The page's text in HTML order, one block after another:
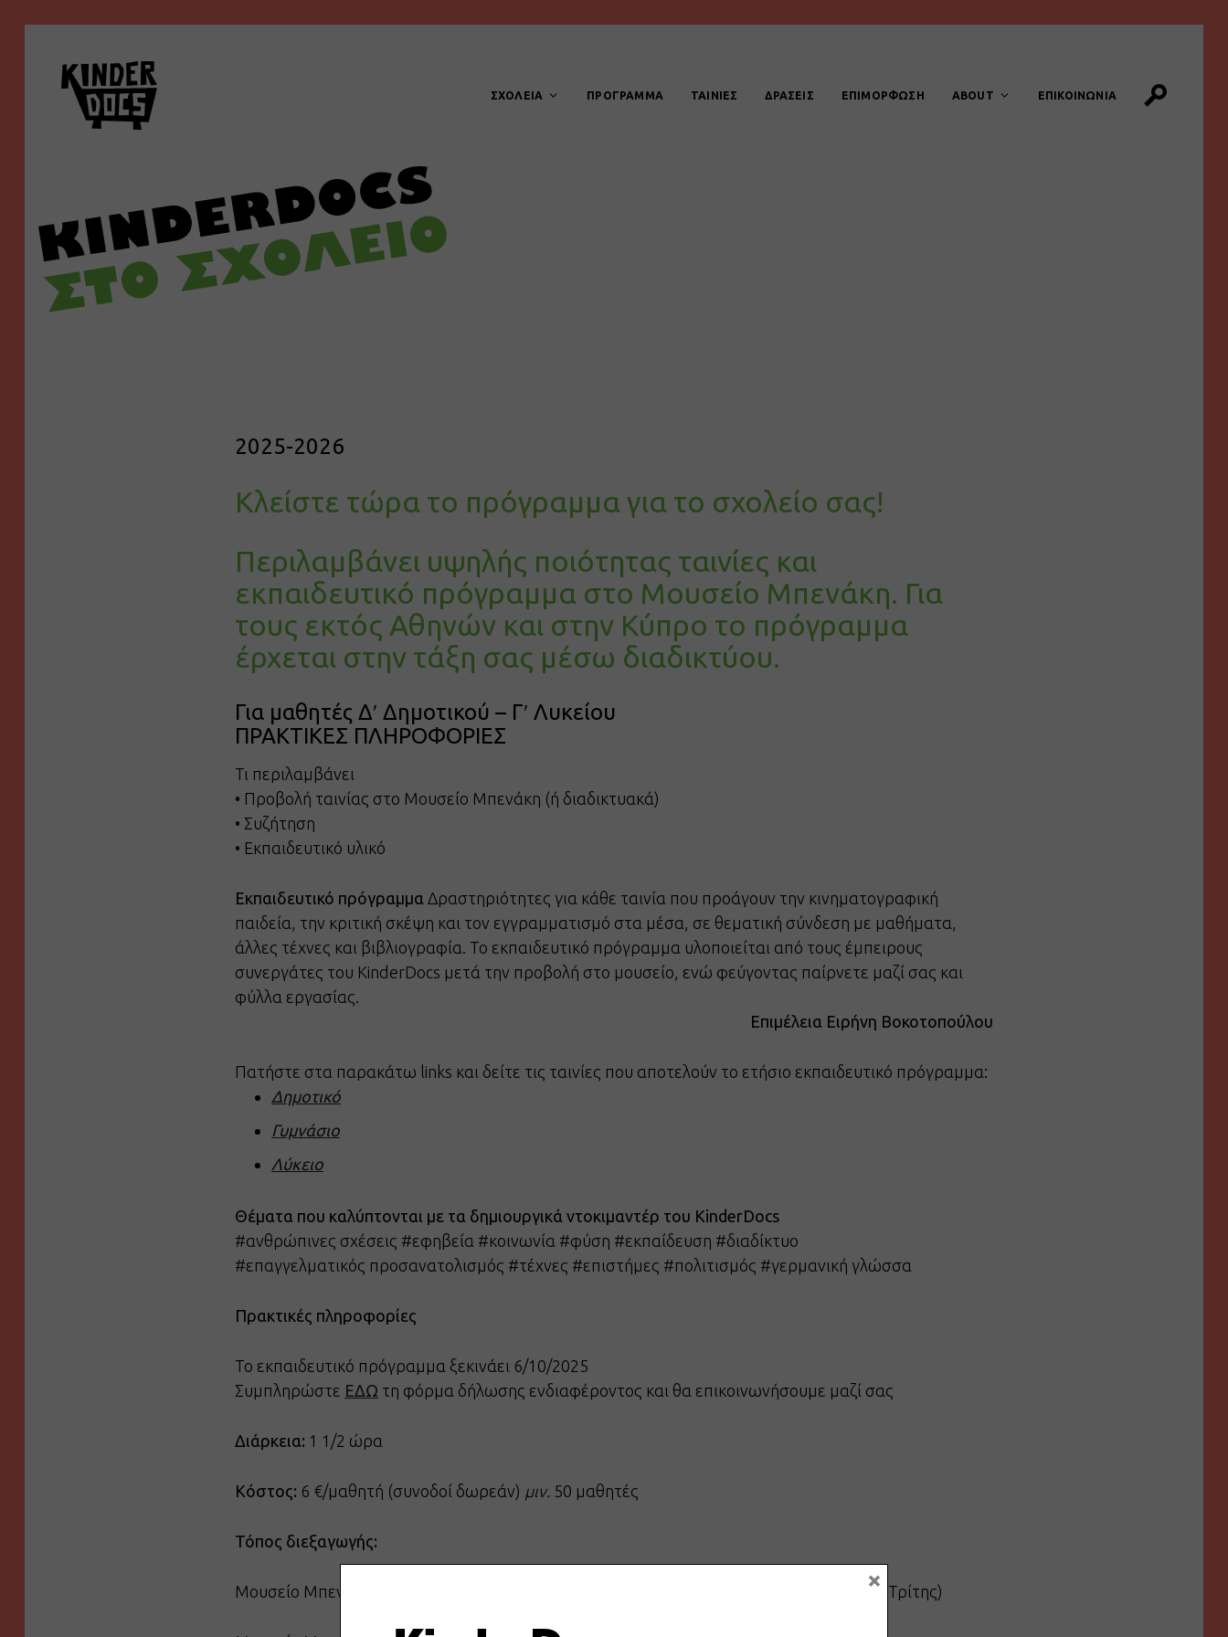
ΣΧΟΛΕΙΑ ΠΡΟΓΡΑΜΜΑ ΤΑΙΝΙΕΣ ΔΡΑΣΕΙΣ ΕΠΙΜΟΡΦΩΣΗ ABOUT ΕΠΙΚΟΙΝΩΝΙΑ
2025-2026
Κλείστε τώρα το πρόγραμμα για το σχολείο σας!
Περιλαμβάνει υψηλής ποιότητας ταινίες και
εκπαιδευτικό πρόγραμμα στο Μουσείο Μπενάκη. Για
τους εκτός Αθηνών και στην Κύπρο το πρόγραμμα
έρχεται στην τάξη σας μέσω διαδικτύου.
Για μαθητές Δʹ Δημοτικού – Γʹ Λυκείου
ΠΡΑΚΤΙΚΕΣ ΠΛΗΡΟΦΟΡΙΕΣ
Τι περιλαμβάνει
• Προβολή ταινίας στο Μουσείο Μπενάκη (ή διαδικτυακά)
• Συζήτηση
• Εκπαιδευτικό υλικό
Εκπαιδευτικό πρόγραμμα Δραστηριότητες για κάθε ταινία που προάγουν την κινηματογραφική
παιδεία, την κριτική σκέψη και τον εγγραμματισμό στα μέσα, σε θεματική σύνδεση με μαθήματα,
άλλες τέχνες και βιβλιογραφία. Το εκπαιδευτικό πρόγραμμα υλοποιείται από τους έμπειρους
συνεργάτες του KinderDocs μετά την προβολή στο μουσείο, ενώ φεύγοντας παίρνετε μαζί σας και
φύλλα εργασίας.
Επιμέλεια Ειρήνη Βοκοτοπούλου
Πατήστε στα παρακάτω links και δείτε τις ταινίες που αποτελούν το ετήσιο εκπαιδευτικό πρόγραμμα:
Δημοτικό
Γυμνάσιο
Λύκειο
Θέματα που καλύπτονται με τα δημιουργικά ντοκιμαντέρ του KinderDocs
#ανθρώπινες σχέσεις #εφηβεία #κοινωνία #φύση #εκπαίδευση #διαδίκτυο
#επαγγελματικός προσανατολισμός #τέχνες #επιστήμες #πολιτισμός #γερμανική γλώσσα
Πρακτικές πληροφορίες
Το εκπαιδευτικό πρόγραμμα ξεκινάει 6/10/2025
Συμπληρώστε ΕΔΩ τη φόρμα δήλωσης ενδιαφέροντος και θα επικοινωνήσουμε μαζί σας
Διάρκεια: 1 1/2 ώρα
Κόστος: 6 €/μαθητή (συνοδοί δωρεάν) μιν. 50 μαθητές
Τόπος διεξαγωγής:
Μουσείο Μπενάκη Ελληνικού Πολιτισμού, Κολωνάκι (μιν. 50 μαθητές, καθημερινά εκτός Τρίτης)
×